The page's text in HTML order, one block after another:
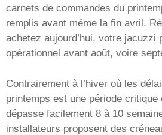
carnets de commandes du
remplis avant même la fin avril.
achetez aujourd’hui, votre jacuzzi
opérationnel avant août, voire
Contrairement à l’hiver où les
printemps est une période critique
dépasse facilement 8 à 10
installateurs proposent des